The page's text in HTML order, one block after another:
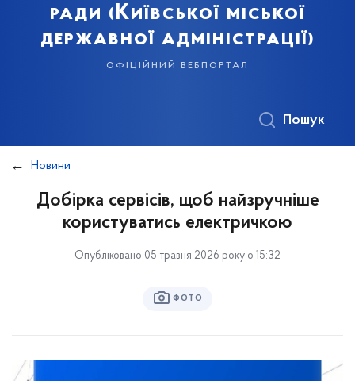
ради (Київської міської
державної адміністрації)
офіційний вебпортал
Пошук
Новини
Добірка сервісів, щоб найзручніше
користуватись електричкою
Опубліковано 05 травня 2026 року о 15:32
ФОТО